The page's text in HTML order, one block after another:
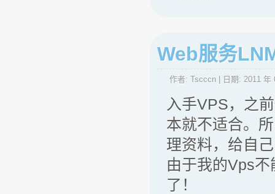
Web服务
作者: Tscccn | 日期: 2011 年
入手VPS，之
本就不适合。
理资料，给自
由于我的Vps
了！